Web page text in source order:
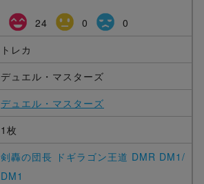
24 0
0
トレカ
デュエル・マスターズ
デュエル・マスターズ
1枚
剣轟の団長 ドギラゴン王道 DMR DM1/
DM1